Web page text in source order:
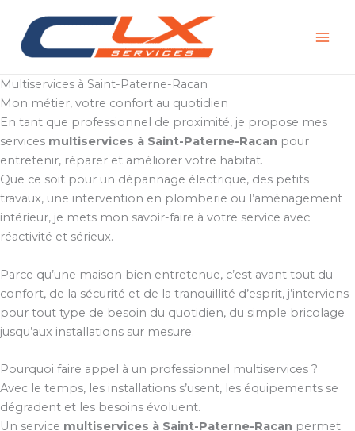
contenu
Multiservices à Saint-Paterne-Racan
Mon métier, votre confort au quotidien
En tant que professionnel de proximité, je propose mes
services multiservices à Saint-Paterne-Racan pour
entretenir, réparer et améliorer votre habitat.
Que ce soit pour un dépannage électrique, des petits
travaux, une intervention en plomberie ou l’aménagement
intérieur, je mets mon savoir-faire à votre service avec
réactivité et sérieux.
Parce qu’une maison bien entretenue, c’est avant tout du
confort, de la sécurité et de la tranquillité d’esprit, j’interviens
pour tout type de besoin du quotidien, du simple bricolage
jusqu’aux installations sur mesure.
Pourquoi faire appel à un professionnel multiservices ?
Avec le temps, les installations s’usent, les équipements se
dégradent et les besoins évoluent.
Un service multiservices à Saint-Paterne-Racan permet